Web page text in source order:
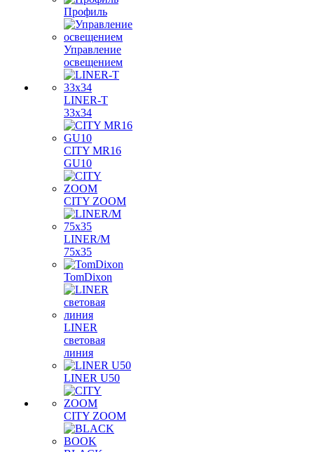
Профиль
Управление
освещением
LINER-T
33x34
CITY MR16
GU10
CITY ZOOM
LINER/M
75х35
TomDixon
LINER
световая
линия
LINER U50
CITY ZOOM